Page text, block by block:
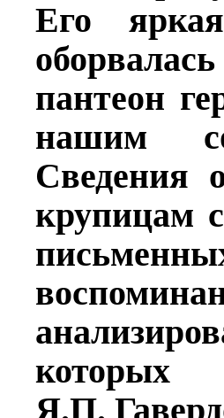
Его
пантеон
нашим
Сведения
крупицам
Я.П.